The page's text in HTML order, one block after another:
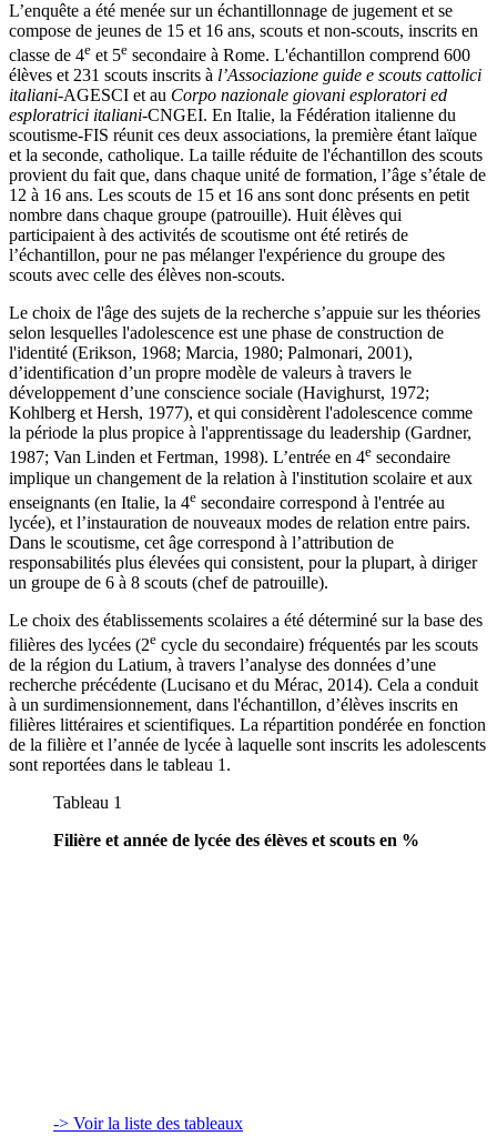
L’enquête a été menée sur un échantillonnage de jugement et se
compose de jeunes de 15 et 16 ans, scouts et non-scouts, inscrits en
classe de 4e et 5e secondaire à Rome. L'échantillon comprend 600
élèves et 231 scouts inscrits à l’Associazione guide e scouts cattolici
italiani-AGESCI et au Corpo nazionale giovani esploratori ed
esploratrici italiani-CNGEI. En Italie, la Fédération italienne du
scoutisme-FIS réunit ces deux associations, la première étant laïque
et la seconde, catholique. La taille réduite de l'échantillon des scouts
provient du fait que, dans chaque unité de formation, l’âge s’étale de
12 à 16 ans. Les scouts de 15 et 16 ans sont donc présents en petit
nombre dans chaque groupe (patrouille). Huit élèves qui
participaient à des activités de scoutisme ont été retirés de
l’échantillon, pour ne pas mélanger l'expérience du groupe des
scouts avec celle des élèves non-scouts.
Le choix de l'âge des sujets de la recherche s’appuie sur les théories
selon lesquelles l'adolescence est une phase de construction de
l'identité (Erikson, 1968; Marcia, 1980; Palmonari, 2001),
d’identification d’un propre modèle de valeurs à travers le
développement d’une conscience sociale (Havighurst, 1972;
Kohlberg et Hersh, 1977), et qui considèrent l'adolescence comme
la période la plus propice à l'apprentissage du leadership (Gardner,
1987; Van Linden et Fertman, 1998). L’entrée en 4e secondaire
implique un changement de la relation à l'institution scolaire et aux
enseignants (en Italie, la 4e secondaire correspond à l'entrée au
lycée), et l’instauration de nouveaux modes de relation entre pairs.
Dans le scoutisme, cet âge correspond à l’attribution de
responsabilités plus élevées qui consistent, pour la plupart, à diriger
un groupe de 6 à 8 scouts (chef de patrouille).
Le choix des établissements scolaires a été déterminé sur la base des
filières des lycées (2e cycle du secondaire) fréquentés par les scouts
de la région du Latium, à travers l’analyse des données d’une
recherche précédente (Lucisano et du Mérac, 2014). Cela a conduit
à un surdimensionnement, dans l'échantillon, d’élèves inscrits en
filières littéraires et scientifiques. La répartition pondérée en fonction
de la filière et l’année de lycée à laquelle sont inscrits les adolescents
sont reportées dans le tableau 1.
Tableau 1
Filière et année de lycée des élèves et scouts en %
-> Voir la liste des tableaux